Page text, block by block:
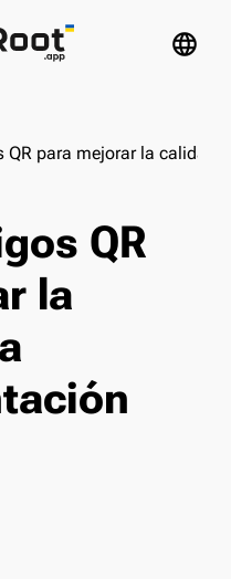
language
QR para mejorar la calidad
QR
la